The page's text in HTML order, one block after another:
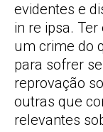
evidentes e
in re ipsa.
um crime do
para sofrer
reprovação
outras que
relevantes